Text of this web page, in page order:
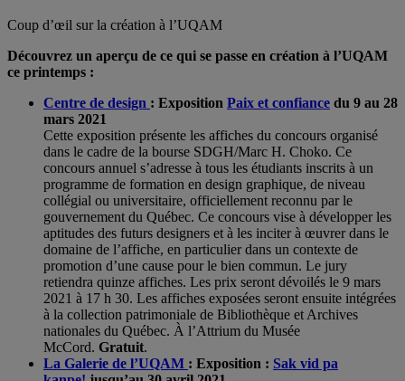
Coup d’œil sur la création à l’UQAM
Découvrez un aperçu de ce qui se passe en création à l’UQAM
ce printemps :
Centre de design : Exposition Paix et confiance du 9 au 28
mars 2021
Cette exposition présente les affiches du concours organisé
dans le cadre de la bourse SDGH/Marc H. Choko. Ce
concours annuel s’adresse à tous les étudiants inscrits à un
programme de formation en design graphique, de niveau
collégial ou universitaire, officiellement reconnu par le
gouvernement du Québec. Ce concours vise à développer les
aptitudes des futurs designers et à les inciter à œuvrer dans le
domaine de l’affiche, en particulier dans un contexte de
promotion d’une cause pour le bien commun. Le jury
retiendra quinze affiches. Les prix seront dévoilés le 9 mars
2021 à 17 h 30. Les affiches exposées seront ensuite intégrées
à la collection patrimoniale de Bibliothèque et Archives
nationales du Québec. À l’Attrium du Musée
McCord. Gratuit.
La Galerie de l’UQAM : Exposition : Sak vid pa